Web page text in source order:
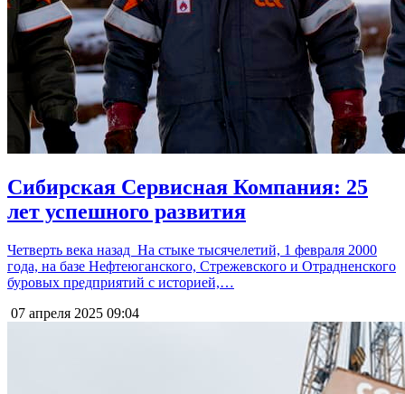
Сибирская Сервисная Компания: 25
лет успешного развития
Четверть века назад На стыке тысячелетий, 1 февраля 2000
года, на базе Нефтеюганского, Стрежевского и Отрадненского
буровых предприятий с историей,…
07 апреля 2025 09:04